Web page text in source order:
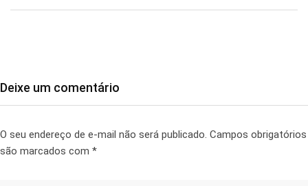
Deixe um comentário
O seu endereço de e-mail não será publicado. Campos obrigatórios
são marcados com *